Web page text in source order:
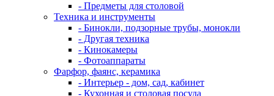
- Предметы для столовой
Техника и инструменты
- Бинокли, подзорные трубы, монокли
- Другая техника
- Кинокамеры
- Фотоаппараты
Фарфор, фаянс, керамика
- Интерьер - дом, сад, кабинет
- Кухонная и столовая посуда